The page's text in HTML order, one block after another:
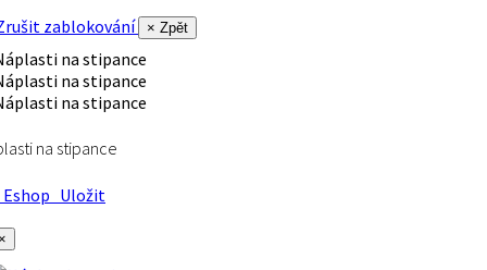
zablokování × Zpět
na stipance
Uložit